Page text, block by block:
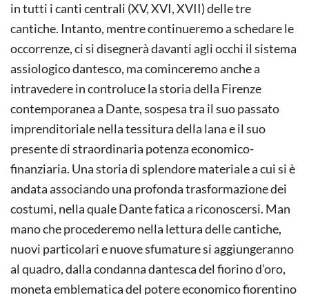
in tutti i canti centrali (XV, XVI, XVII) delle tre
cantiche. Intanto, mentre continueremo a schedare le
occorrenze, ci si disegnerà davanti agli occhi il sistema
assiologico dantesco, ma cominceremo anche a
intravedere in controluce la storia della Firenze
contemporanea a Dante, sospesa tra il suo passato
imprenditoriale nella tessitura della lana e il suo
presente di straordinaria potenza economico-
finanziaria. Una storia di splendore materiale a cui si è
andata associando una profonda trasformazione dei
costumi, nella quale Dante fatica a riconoscersi. Man
mano che procederemo nella lettura delle cantiche,
nuovi particolari e nuove sfumature si aggiungeranno
al quadro, dalla condanna dantesca del fiorino d’oro,
moneta emblematica del potere economico fiorentino